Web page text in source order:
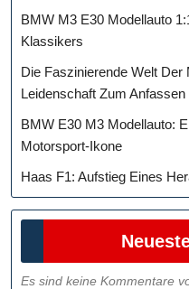
BMW M3 E30 Modellauto
Klassikers
Die Faszinierende Welt Der
Leidenschaft Zum Anfassen
BMW E30 M3 Modellauto:
Motorsport-Ikone
Haas F1: Aufstieg Eines
Es sind keine Kommentare